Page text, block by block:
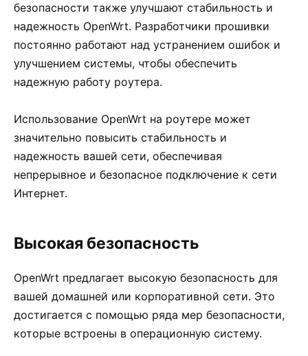
безопасности также улучшают стабильность и
надежность OpenWrt. Разработчики прошивки
постоянно работают над устранением ошибок и
улучшением системы, чтобы обеспечить
надежную работу роутера.
Использование OpenWrt на роутере может
значительно повысить стабильность и
надежность вашей сети, обеспечивая
непрерывное и безопасное подключение к сети
Интернет.
Высокая безопасность
OpenWrt предлагает высокую безопасность для
вашей домашней или корпоративной сети. Это
достигается с помощью ряда мер безопасности,
которые встроены в операционную систему.